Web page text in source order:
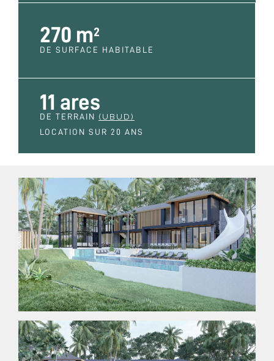
11 ares
DE TERRAIN (UBUD)
LOCATION SUR 20 ANS
270 m2
DE SURFACE HABITABLE